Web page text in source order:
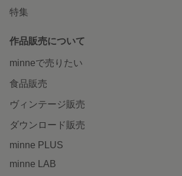
特集
作品販売について
minneで売りたい
食品販売
ヴィンテージ販売
ダウンロード販売
minne PLUS
minne LAB